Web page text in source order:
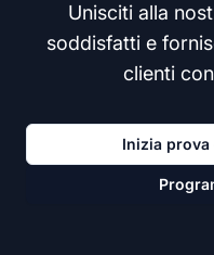
Unisciti alla
soddisfatti e
clienti
Inizia